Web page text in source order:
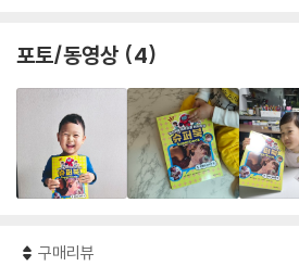
포토/동영상 (4)
구매리뷰